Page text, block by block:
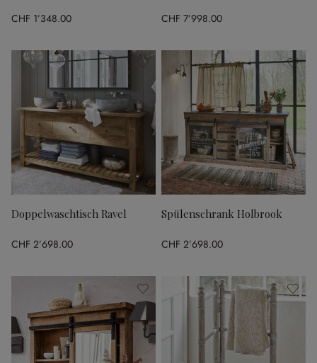
CHF 1’348.00 CHF 7’998.00
Doppelwaschtisch Ravel
CHF 2’698.00
Spülenschrank Holbrook
CHF 2’698.00